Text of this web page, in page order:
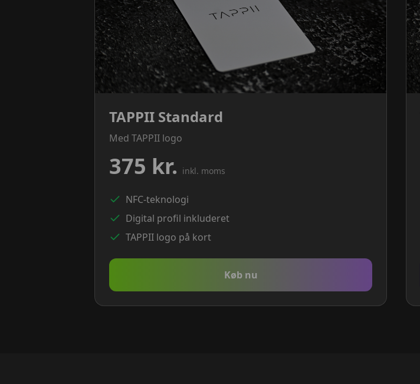
TAPPII Standard
Med TAPPII logo
375 kr. inkl. moms
NFC-teknologi
Digital profil inkluderet
TAPPII logo på kort
Køb nu